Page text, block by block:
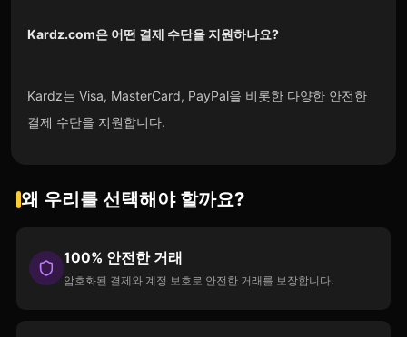
Kardz.com은 어떤 결제 수단을 지원하나요?
Kardz는 Visa, MasterCard, PayPal을 비롯한 다양한 안전한
결제 수단을 지원합니다.
왜 우리를 선택해야 할까요?
100% 안전한 거래
암호화된 결제와 계정 보호로 안전한 거래를 보장합니다.